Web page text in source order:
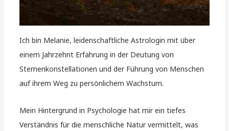
Ich bin Melanie, leidenschaftliche Astrologin mit über
einem Jahrzehnt Erfahrung in der Deutung von
Sternenkonstellationen und der Führung von Menschen
auf ihrem Weg zu persönlichem Wachstum.
Mein Hintergrund in Psychologie hat mir ein tiefes
Verständnis für die menschliche Natur vermittelt, was